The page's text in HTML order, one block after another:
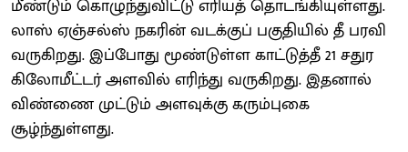
மீண்டும் கொழுந்துவிட்டு எரியத் தொடங்கியுள்ளது.
லாஸ் ஏஞ்சல்ஸ் நகரின் வடக்குப் பகுதியில் தீ பரவி
வருகிறது. இப்போது மூண்டுள்ள காட்டுத்தீ 21 சதுர
கிலோமீட்டர் அளவில் எரிந்து வருகிறது. இதனால்
விண்ணை முட்டும் அளவுக்கு கரும்புகை
சூழ்ந்துள்ளது.